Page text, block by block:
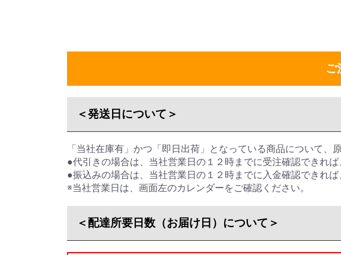
ご
＜発送日について＞
「当社在庫有」かつ「即日出荷」となっている商品について、原
●代引きの場合は、 当社営業日の１２時までに受注確認できれば
●振込みの場合は、 当社営業日の１２時までに入金確認できれば
※当社営業日は、画面左のカレンダーをご確認ください。
＜配達所要日数（お届け日）について＞